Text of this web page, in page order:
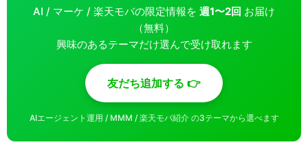
AI / マーケ / 楽天モバの限定情報を 週1〜2回 お届け
（無料）
興味のあるテーマだけ選んで受け取れます
友だち追加する 👉
AIエージェント運用 / MMM / 楽天モバ紹介 の3テーマから選べます